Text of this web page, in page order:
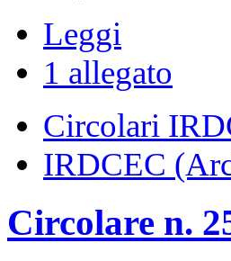
Leggi
1 allegato
Circolari
IRDCEC
Circolare n.